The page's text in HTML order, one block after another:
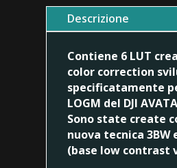
Descrizione
Contiene 6 LUT
color correction
specificatamente
LOGM del DJI
Sono state create
nuova tecnica 3BW
(base low contrast